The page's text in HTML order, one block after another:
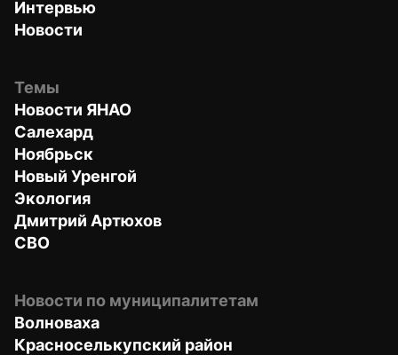
Интервью
Новости
Темы
Новости ЯНАО
Салехард
Ноябрьск
Новый Уренгой
Экология
Дмитрий Артюхов
СВО
Новости по муниципалитетам
Волноваха
Красноселькупский район